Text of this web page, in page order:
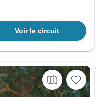
Voir le circuit